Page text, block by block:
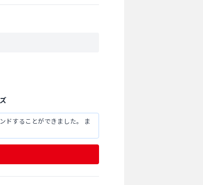
ドすることができました。 ま